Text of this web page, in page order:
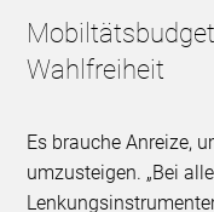
Wahlfreiheit
Es brauche Anreize,
umzusteigen. „Bei